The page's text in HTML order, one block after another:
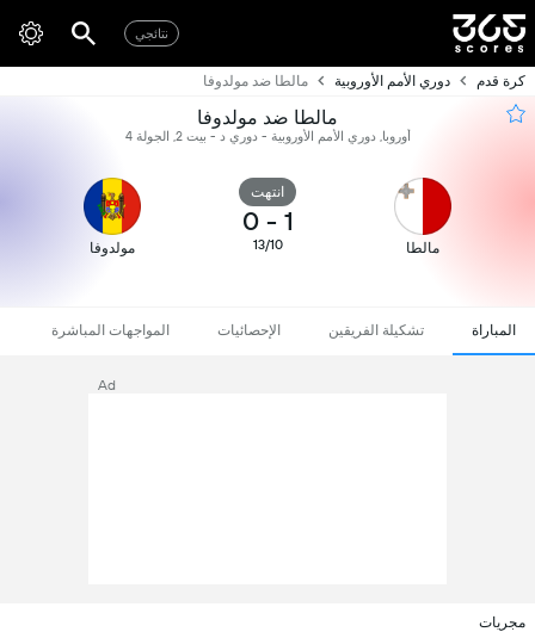
نتائجي
كرة قدم دوري الأمم الأوروبية مالطا ضد مولدوفا
مالطا ضد مولدوفا
أوروبا, دوري الأمم الأوروبية - دوري د - بيت 2, الجولة 4
مالطا
انتهت
1
-
0
13/10 مولدوفا
المباراة تشكيلة الفريقين الإحصائيات المواجهات المباشرة
Ad
مجريات